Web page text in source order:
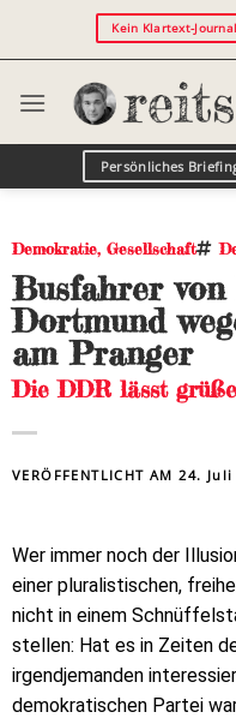
Kein Klartext-
Persönliches
Demokratie, Gesellschaft
Busfahrer
Dortmund
am Pranger
Die DDR lässt
VERÖFFENTLICHT AM24. Juli
Wer immer noch der
einer pluralistischen,
nicht in einem
stellen: Hat es in Zeiten
irgendjemanden
demokratischen Partei